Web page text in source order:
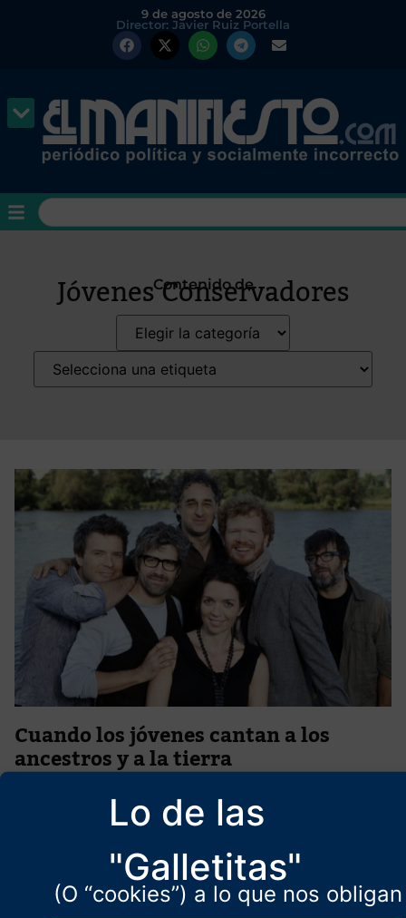
Lo de las
"Galletitas"
(O “cookies”) a lo que nos obligan
9 de agosto de 2026
Director: Javier Ruiz Portella
Contenido de
Jóvenes Conservadores
Cuando los jóvenes cantan a los
ancestros y a la tierra
Cuando los jóvenes cantan, entusiasmados, todo aquello que les
han enseñado a odiar